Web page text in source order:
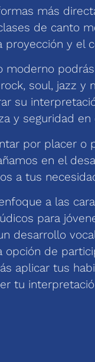
más
de canto
proyección y el
moderno
soul, jazz y
su
y seguridad en
por placer o
en el
a tus
a las
para
desarrollo
opción de
aplicar tus
tu